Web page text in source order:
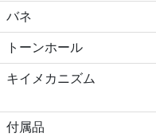
バネ
トーンホール
キイメカニズム
付属品